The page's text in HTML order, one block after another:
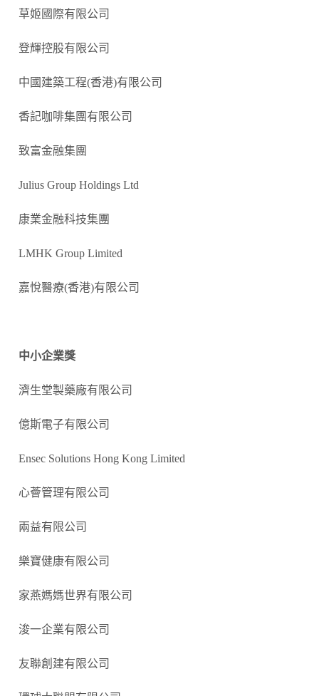
草姬國際有限公司
登輝控股有限公司
中國建築工程(香港)有限公司
香記咖啡集團有限公司
致富金融集團
Julius Group Holdings Ltd
康業金融科技集團
LMHK Group Limited
嘉悅醫療(香港)有限公司
中小企業獎
濟生堂製藥廠有限公司
億斯電子有限公司
Ensec Solutions Hong Kong Limited
心薈管理有限公司
兩益有限公司
樂寶健康有限公司
家燕媽媽世界有限公司
浚一企業有限公司
友聯創建有限公司